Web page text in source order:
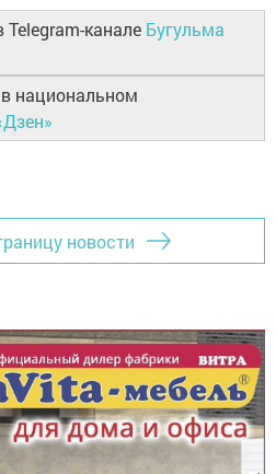
канале Бугульма
национальном
новости